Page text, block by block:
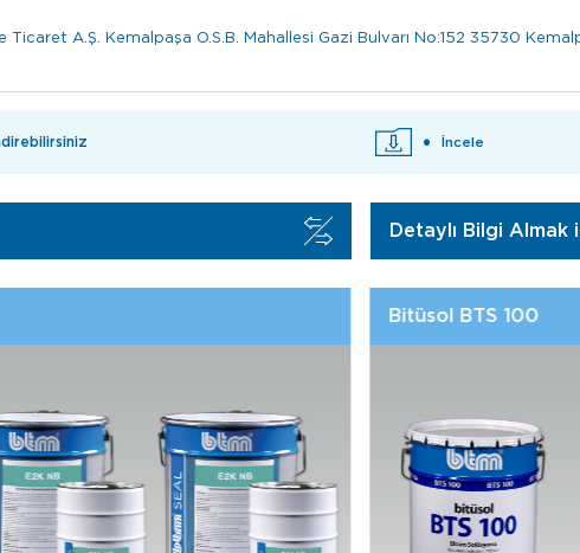
Ticaret A.Ş. Kemalpaşa O.S.B. Mahallesi Gazi Bulvarı No:152 35730
İncele
Detaylı Bilgi Almak
BTMSEAL PU 1260